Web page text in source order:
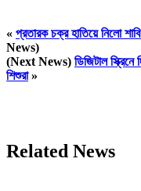
« প্রতারক চক্র হাতিয়ে নিলো শাবি
News)
(Next News) ডিজিটাল
শিশুরা»
Related News